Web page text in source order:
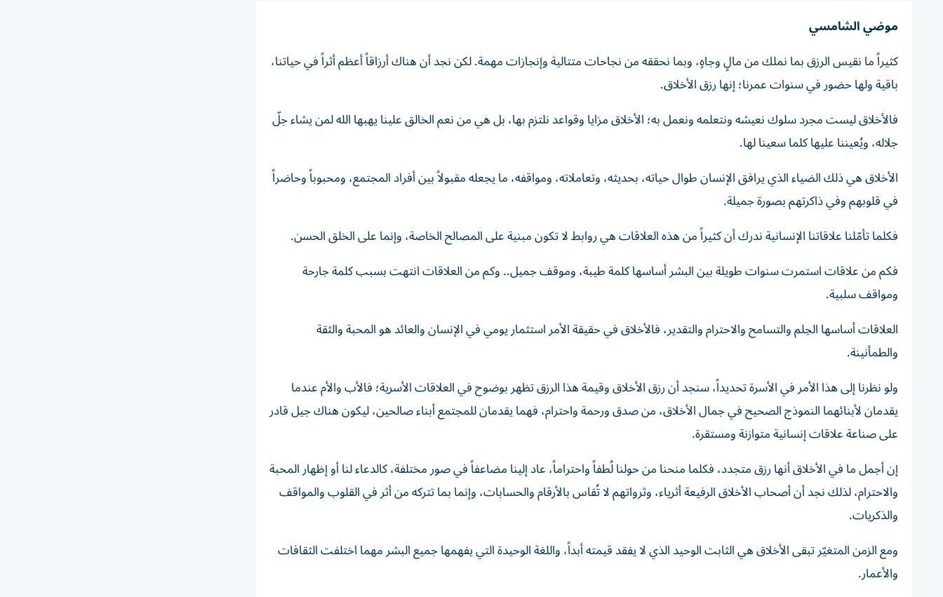
موضي الشامسي
كثيراً ما نقيس الرزق بما نملك من مالٍ وجاهٍ، وبما نحققه من نجاحات متتالية وإنجازات مهمة. لكن نجد أن هناك أرزاقاً أعظم أثراً في حياتنا،
باقية ولها حضور في سنوات عمرنا؛ إنها رزق الأخلاق.
فالأخلاق ليست مجرد سلوك نعيشه ونتعلمه ونعمل به؛ الأخلاق مزايا وقواعد نلتزم بها، بل هي من نعم الخالق علينا يهبها الله لمن يشاء جلّ
جلاله، ويُعيننا عليها كلما سعينا لها.
الأخلاق هي ذلك الضياء الذي يرافق الإنسان طوال حياته، بحديثه، وتعاملاته، ومواقفه، ما يجعله مقبولاً بين أفراد المجتمع، ومحبوباً وحاضراً
في قلوبهم وفي ذاكرتهم بصورة جميلة.
فكلما تأمّلنا علاقاتنا الإنسانية ندرك أن كثيراً من هذه العلاقات هي روابط لا تكون مبنية على المصالح الخاصة، وإنما على الخلق الحسن.
فكم من علاقات استمرت سنوات طويلة بين البشر أساسها كلمة طيبة، وموقف جميل.. وكم من العلاقات انتهت بسبب كلمة جارحة
ومواقف سلبية.
العلاقات أساسها الحِلم والتسامح والاحترام والتقدير، فالأخلاق في حقيقة الأمر استثمار يومي في الإنسان والعائد هو المحبة والثقة
والطمأنينة.
ولو نظرنا إلى هذا الأمر في الأسرة تحديداً، سنجد أن رزق الأخلاق وقيمة هذا الرزق تظهر بوضوح في العلاقات الأسرية؛ فالأب والأم عندما
يقدمان لأبنائهما النموذج الصحيح في جمال الأخلاق، من صدق ورحمة واحترام، فهما يقدمان للمجتمع أبناء صالحين، ليكون هناك جيل قادر
على صناعة علاقات إنسانية متوازنة ومستقرة.
إن أجمل ما في الأخلاق أنها رزق متجدد، فكلما منحنا من حولنا لُطفاً واحتراماً، عاد إلينا مضاعفاً في صور مختلفة، كالدعاء لنا أو إظهار المحبة
والاحترام، لذلك نجد أن أصحاب الأخلاق الرفيعة أثرياء، وثرواتهم لا تُقاس بالأرقام والحسابات، وإنما بما تتركه من أثر في القلوب والمواقف
والذكريات.
ومع الزمن المتغيّر تبقى الأخلاق هي الثابت الوحيد الذي لا يفقد قيمته أبداً، واللغة الوحيدة التي يفهمها جميع البشر مهما اختلفت الثقافات
والأعمار.